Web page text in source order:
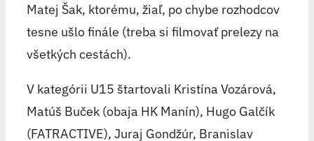
Matej Šak, ktorému, žiaľ, po chybe rozhodcov
tesne ušlo finále (treba si filmovať prelezy na
všetkých cestách).
V kategórii U15 štartovali Kristína Vozárová,
Matúš Buček (obaja HK Manín), Hugo Galčík
(FATRACTIVE), Juraj Gondžúr, Branislav